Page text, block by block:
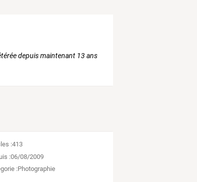
depuis maintenant 13 ans
:413
:06/08/2009
:Photographie